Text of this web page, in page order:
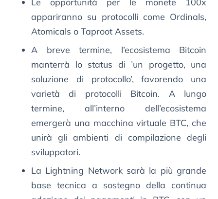
appariranno su protocolli come Ordinals,
Atomicals o Taproot Assets.
A breve termine, l’ecosistema Bitcoin
manterrà lo status di ’un progetto, una
soluzione di protocollo’, favorendo una
varietà di protocolli Bitcoin. A lungo
termine, all’interno dell’ecosistema
emergerà una macchina virtuale BTC, che
unirà gli ambienti di compilazione degli
sviluppatori.
La Lightning Network sarà la più grande
base tecnica a sostegno della continua